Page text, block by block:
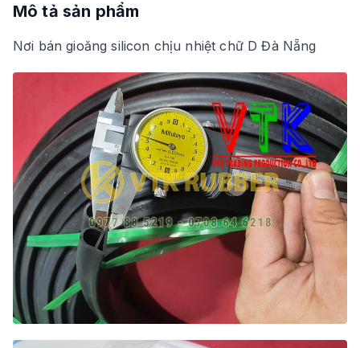
Mô tả sản phẩm
Nơi bán gioăng silicon chịu nhiệt chữ D Đà Nẵng